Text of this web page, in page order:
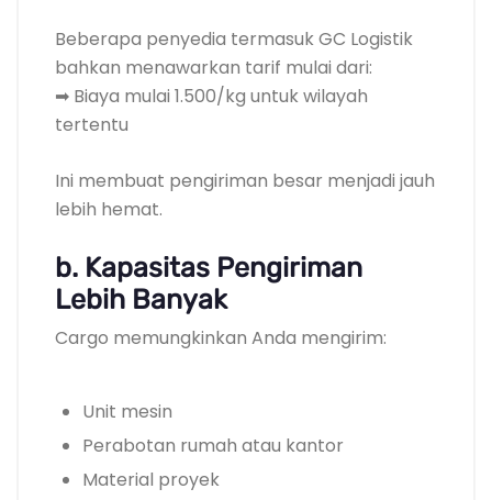
Beberapa penyedia termasuk GC Logistik
bahkan menawarkan tarif mulai dari:
➡ Biaya mulai 1.500/kg untuk wilayah
tertentu
Ini membuat pengiriman besar menjadi jauh
lebih hemat.
b. Kapasitas Pengiriman
Lebih Banyak
Cargo memungkinkan Anda mengirim:
Unit mesin
Perabotan rumah atau kantor
Material proyek